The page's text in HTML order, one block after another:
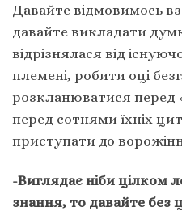
Давайте відмовимось
давайте викладати
відрізнялася від
племені, робити оці
розкланюватися перед
перед сотнями їхніх
приступати до
-Виглядає ніби цілком
знання, то давайте без